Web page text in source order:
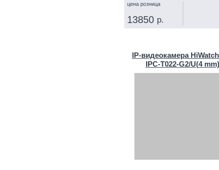
цена розница
13850 р.
IP‑видеокамера
IPC-T022-G2/U(4 mm)